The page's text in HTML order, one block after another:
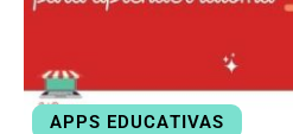
APPS EDUCATIVAS